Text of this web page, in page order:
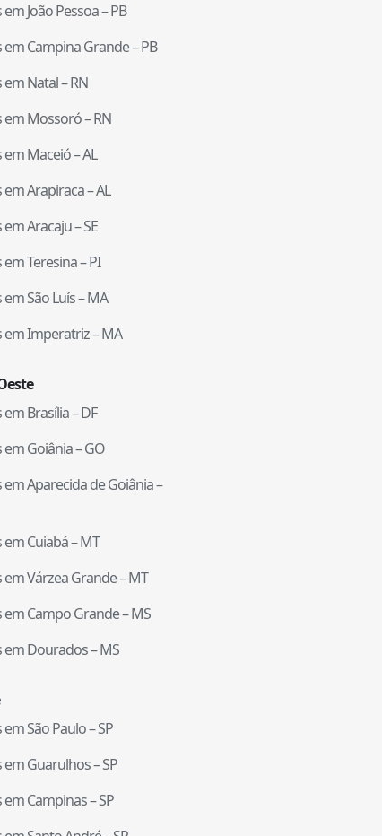
emJoão Pessoa–PB
emCampina Grande–PB
emNatal–RN
emMossoró–RN
emMaceió–AL
emArapiraca–AL
emAracaju–SE
emTeresina–PI
emSão Luís–MA
emImperatriz–MA
emBrasília–DF
emGoiânia–GO
emAparecida de Goiânia–
emCuiabá–MT
emVárzea Grande–MT
emCampo Grande–MS
emDourados–MS
emSão Paulo–SP
emGuarulhos–SP
emCampinas–SP